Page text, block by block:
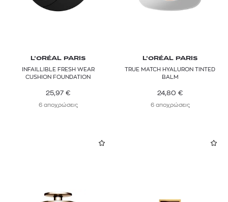
L’ORÉAL PARIS
INFAILLIBLE FRESH WEAR
CUSHION FOUNDATION
25,97 €
6 αποχρώσεις
L’ORÉAL PARIS
TRUE MATCH HYALURON TINTED
BALM
24,80 €
6 αποχρώσεις